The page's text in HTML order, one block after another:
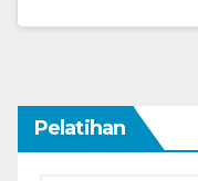
Pelatihan